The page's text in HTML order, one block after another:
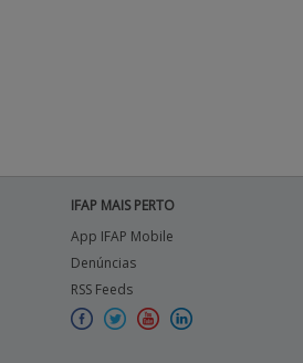
IFAP MAIS PERTO
App IFAP Mobile
Denúncias
RSS Feeds